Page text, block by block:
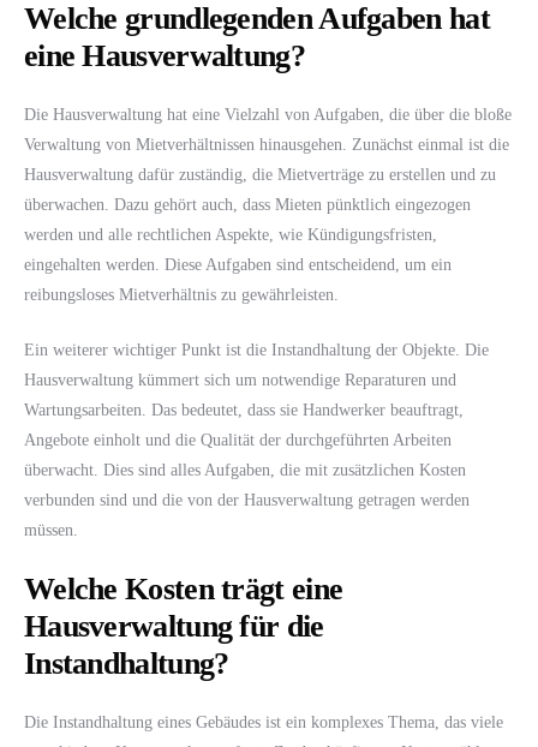
Welche grundlegenden Aufgaben hat
eine Hausverwaltung?
Die Hausverwaltung hat eine Vielzahl von Aufgaben, die über die bloße
Verwaltung von Mietverhältnissen hinausgehen. Zunächst einmal ist die
Hausverwaltung dafür zuständig, die Mietverträge zu erstellen und zu
überwachen. Dazu gehört auch, dass Mieten pünktlich eingezogen
werden und alle rechtlichen Aspekte, wie Kündigungsfristen,
eingehalten werden. Diese Aufgaben sind entscheidend, um ein
reibungsloses Mietverhältnis zu gewährleisten.
Ein weiterer wichtiger Punkt ist die Instandhaltung der Objekte. Die
Hausverwaltung kümmert sich um notwendige Reparaturen und
Wartungsarbeiten. Das bedeutet, dass sie Handwerker beauftragt,
Angebote einholt und die Qualität der durchgeführten Arbeiten
überwacht. Dies sind alles Aufgaben, die mit zusätzlichen Kosten
verbunden sind und die von der Hausverwaltung getragen werden
müssen.
Welche Kosten trägt eine
Hausverwaltung für die
Instandhaltung?
Die Instandhaltung eines Gebäudes ist ein komplexes Thema, das viele